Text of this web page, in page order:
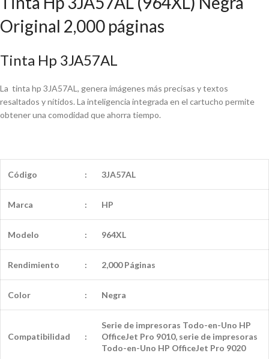
Original 2,000 páginas
Tinta Hp 3JA57AL
La tinta hp 3JA57AL, genera imágenes más precisas y textos
resaltados y nítidos. La inteligencia integrada en el cartucho permite
obtener una comodidad que ahorra tiempo.
Código : 3JA57AL
Marca : HP
Modelo : 964XL
Rendimiento : 2,000 Páginas
Color : Negra
Compatibilidad :
Serie de impresoras Todo-en-Uno HP
OfficeJet Pro 9010, serie de impresoras
Todo-en-Uno HP OfficeJet Pro 9020